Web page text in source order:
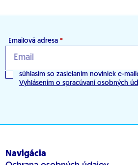
Emailová adresa *
súhlasím so zasielaním noviniek e-
Vyhlásením o spracúvaní osobných
Navigácia